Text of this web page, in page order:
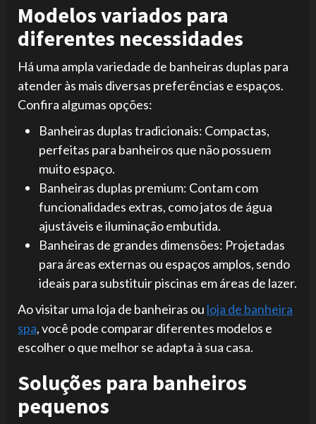
Modelos variados para
diferentes necessidades
Há uma ampla variedade de banheiras duplas para
atender às mais diversas preferências e espaços.
Confira algumas opções:
Banheiras duplas tradicionais: Compactas,
perfeitas para banheiros que não possuem
muito espaço.
Banheiras duplas premium: Contam com
funcionalidades extras, como jatos de água
ajustáveis e iluminação embutida.
Banheiras de grandes dimensões: Projetadas
para áreas externas ou espaços amplos, sendo
ideais para substituir piscinas em áreas de lazer.
Ao visitar uma loja de banheiras ou loja de banheira
spa, você pode comparar diferentes modelos e
escolher o que melhor se adapta à sua casa.
Soluções para banheiros
pequenos